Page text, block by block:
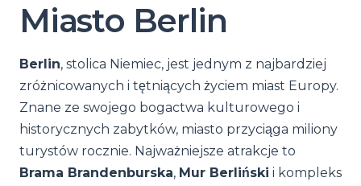
Miasto Berlin
Berlin, stolica Niemiec, jest jednym z najbardziej
zróżnicowanych i tętniących życiem miast Europy.
Znane ze swojego bogactwa kulturowego i
historycznych zabytków, miasto przyciąga miliony
turystów rocznie. Najważniejsze atrakcje to
Brama Brandenburska, Mur Berliński i kompleks